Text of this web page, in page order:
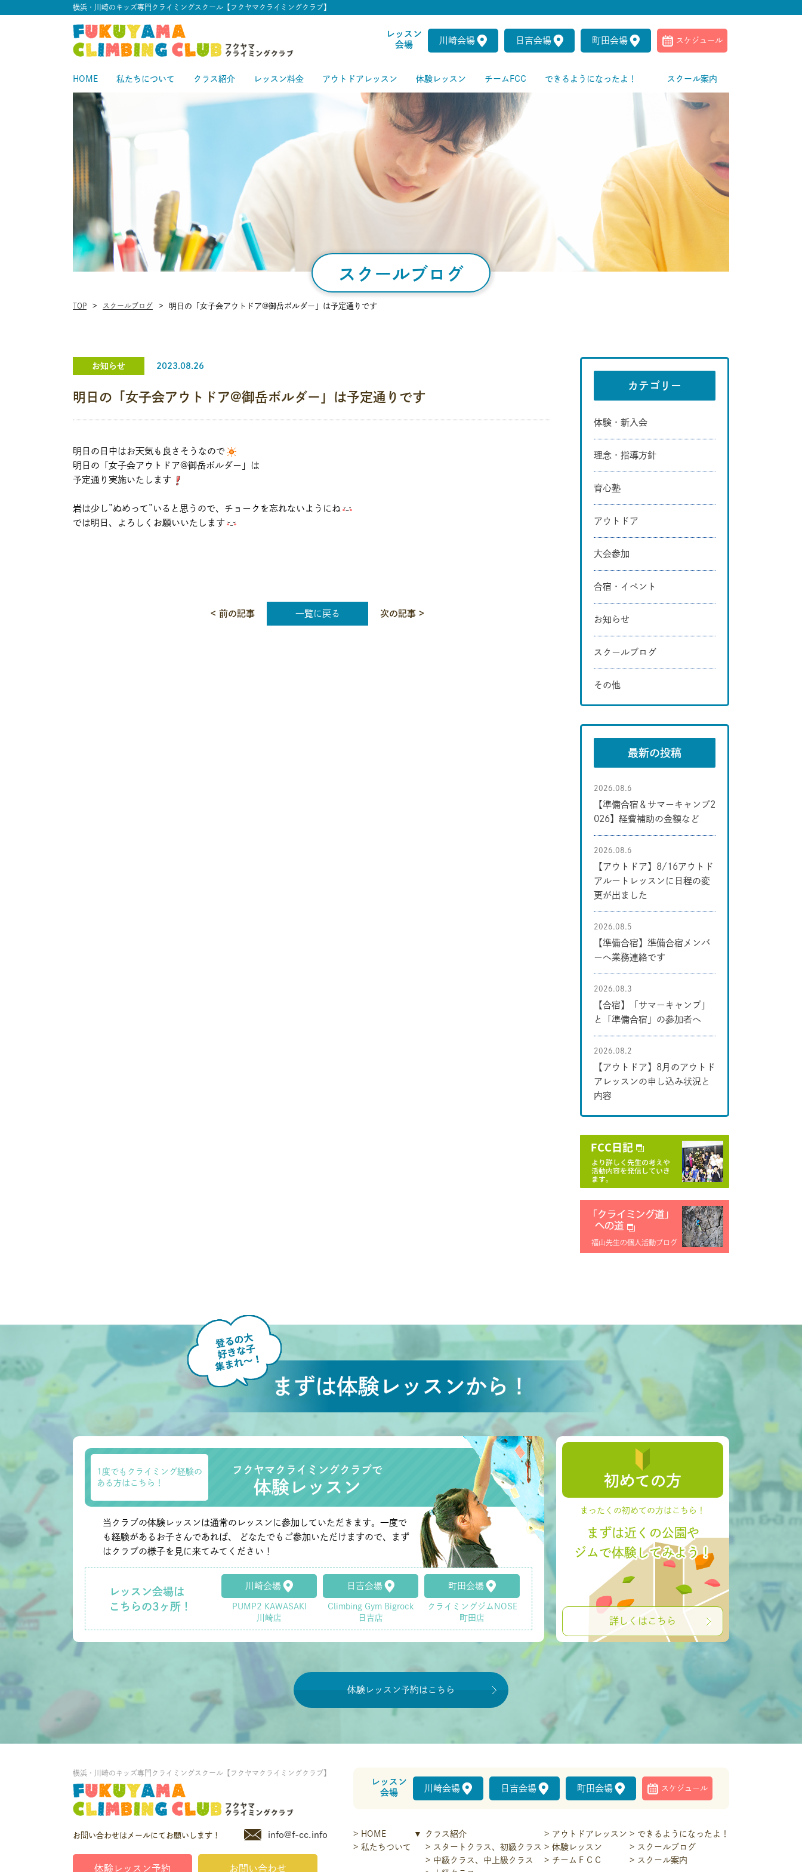
横浜・川崎のキッズ専門クライミングスクール【フクヤマクライミングクラブ】
レッスン
会場
川崎会場 日吉会場 町田会場 スケジュール
HOME 私たちについて クラス紹介 レッスン料金 アウトドアレッスン 体験レッスン チームFCC できるようになったよ！ スクール案内
スクールブログ
TOP スクールブログ 明日の「女子会アウトドア@御岳ボルダー」は予定通りです
お知らせ 2023.08.26
明日の「女子会アウトドア@御岳ボルダー」は予定通りです
明日の日中はお天気も良さそうなので
明日の「女子会アウトドア@御岳ボルダー」は
予定通り実施いたします
岩は少し”ぬめって”いると思うので、チョークを忘れないようにね
では明日、よろしくお願いいたします
< 前の記事 一覧に戻る 次の記事 >
カテゴリー
体験・新入会
理念・指導方針
育心塾
アウトドア
大会参加
合宿・イベント
お知らせ
スクールブログ
その他
最新の投稿
【準備合宿＆サマーキャンプ2
026】経費補助の金額など
2026.08.6
【アウトドア】8/16アウトド
アルートレッスンに日程の変
更が出ました
2026.08.6
【準備合宿】準備合宿メンバ
ーへ業務連絡です
2026.08.5
【合宿】「サマーキャンプ」
と「準備合宿」の参加者へ
2026.08.3
【アウトドア】8月のアウトド
アレッスンの申し込み状況と
内容
2026.08.2
まずは体験レッスンから！
1度でもクライミング経験の
ある方はこちら！
フクヤマクライミングクラブで
体験レッスン
当クラブの体験レッスンは通常のレッスンに参加していただきます。一度で
も経験があるお子さんであれば、 どなたでもご参加いただけますので、まず
はクラブの様子を見に来てみてください！
レッスン会場は
こちらの3ヶ所！
川崎会場
PUMP2 KAWASAKI
川崎店
日吉会場
Climbing Gym Bigrock
日吉店
町田会場
クライミングジムNOSE
町田店
初めての方
まったくの初めての方はこちら！
まずは近くの公園や
ジムで体験してみよう！
詳しくはこちら
体験レッスン予約はこちら
横浜・川崎のキッズ専門クライミングスクール【フクヤマクライミングクラブ】
お問い合わせはメールにてお願いします！ info@f-cc.info
体験レッスン予約 お問い合わせ
レッスン
会場
川崎会場 日吉会場 町田会場 スケジュール
HOME
私たちついて
クラス紹介
スタートクラス、初級クラス
中級クラス、中上級クラス
アウトドアレッスン
体験レッスン
チームＦＣＣ
できるようになったよ！
スクールブログ
スクール案内